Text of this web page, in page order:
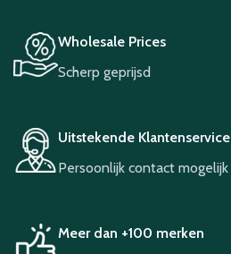
Wholesale Prices
Scherp geprijsd
Uitstekende Klantenservice
Persoonlijk contact mogelijk
Meer dan +100 merken